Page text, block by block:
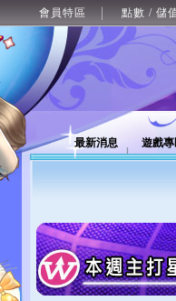
會員特區 點數 / 儲
最新消息 遊戲